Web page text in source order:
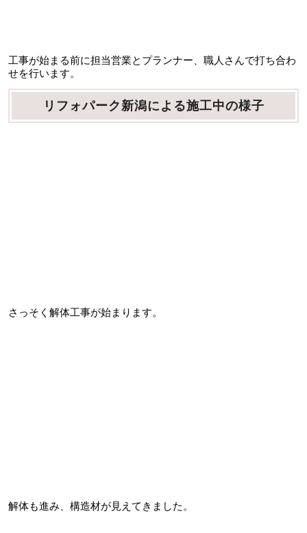
工事が始まる前に担当営業とプランナー、職人さんで打ち合わ
せを行います。
リフォパーク新潟による施工中の様子
さっそく解体工事が始まります。
解体も進み、構造材が見えてきました。